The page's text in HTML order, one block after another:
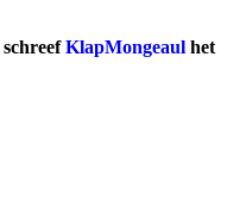
schreefKlapMongeaul het